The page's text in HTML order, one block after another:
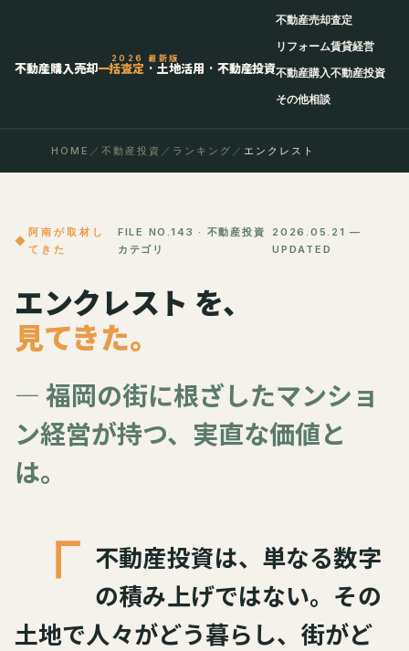
2026 最新版
不動産購入売却一括査定 · 土地活用 · 不動産投資
不動産売却査定
リフォーム賃貸経営
不動産購入不動産投資
その他相談
HOME ／ 不動産投資 ／ ランキング ／ エンクレスト
阿南が取材し
てきた
FILE NO.143 · 不動産投資
カテゴリ
2026.05.21 —
UPDATED
エンクレスト を、
見てきた。
— 福岡の街に根ざしたマンショ
ン経営が持つ、実直な価値と
は。
「 不動産投資は、単なる数字
の積み上げではない。その
土地で人々がどう暮らし、街がど